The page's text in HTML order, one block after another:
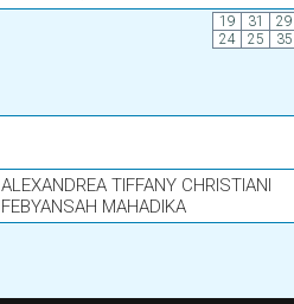
19 31 29
24
25 35
ALEXANDREA TIFFANY CHRISTIANI
FEBYANSAH MAHADIKA